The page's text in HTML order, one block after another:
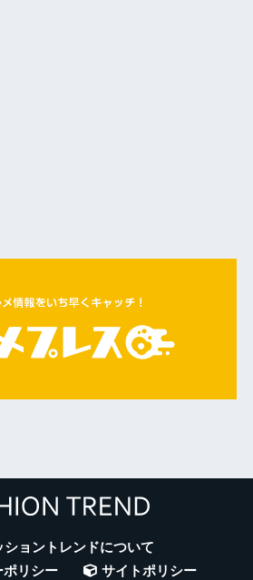
ショントレンドについて
ポリシー
サイトポリシー